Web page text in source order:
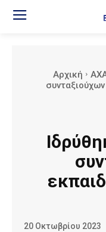
Αρχική
20 Οκτωβρίου 2023